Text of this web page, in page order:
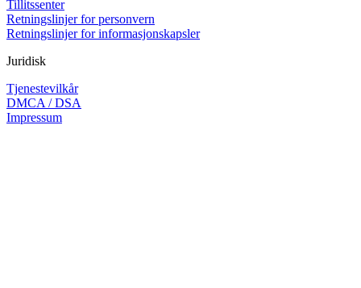
Tillitssenter
Retningslinjer for personvern
Retningslinjer for informasjonskapsler
Juridisk
Tjenestevilkår
DMCA / DSA
Impressum